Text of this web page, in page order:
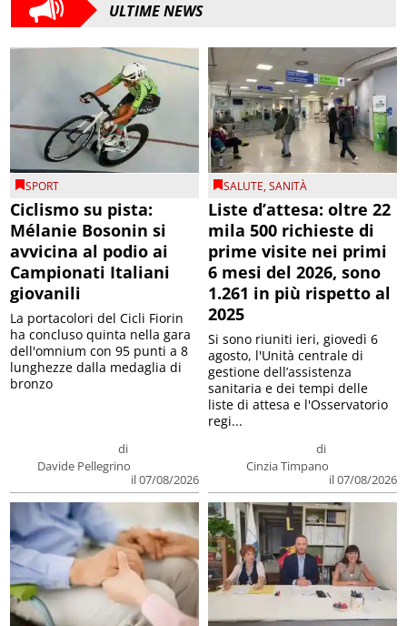
ULTIME NEWS
SPORT
Ciclismo su pista:
Mélanie Bosonin si
avvicina al podio ai
Campionati Italiani
giovanili
di
Davide Pellegrino
il 07/08/2026
La portacolori del Cicli Fiorin
ha concluso quinta nella gara
dell'omnium con 95 punti a 8
lunghezze dalla medaglia di
bronzo
SALUTE,SANITÀ
Liste d’attesa: oltre 22
mila 500 richieste di
prime visite nei primi
6 mesi del 2026, sono
1.261 in più rispetto al
2025
di
Cinzia Timpano
il 07/08/2026
Si sono riuniti ieri, giovedì 6
agosto, l'Unità centrale di
gestione dell’assistenza
sanitaria e dei tempi delle
liste di attesa e l'Osservatorio
regi...